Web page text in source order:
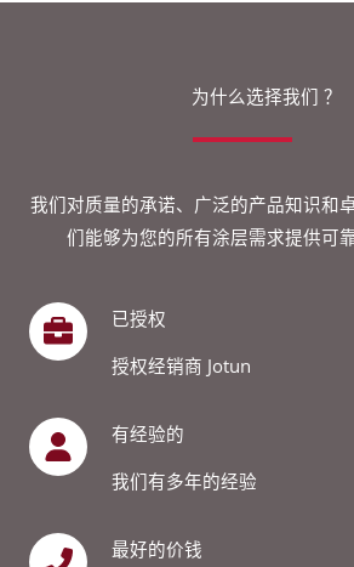
为什么选择我们 ？
我们对质量的承诺、广泛的产品知识和
们能够为您的所有涂层需求提供可
已授权
授权经销商 Jotun
有经验的
我们有多年的经验
最好的价钱